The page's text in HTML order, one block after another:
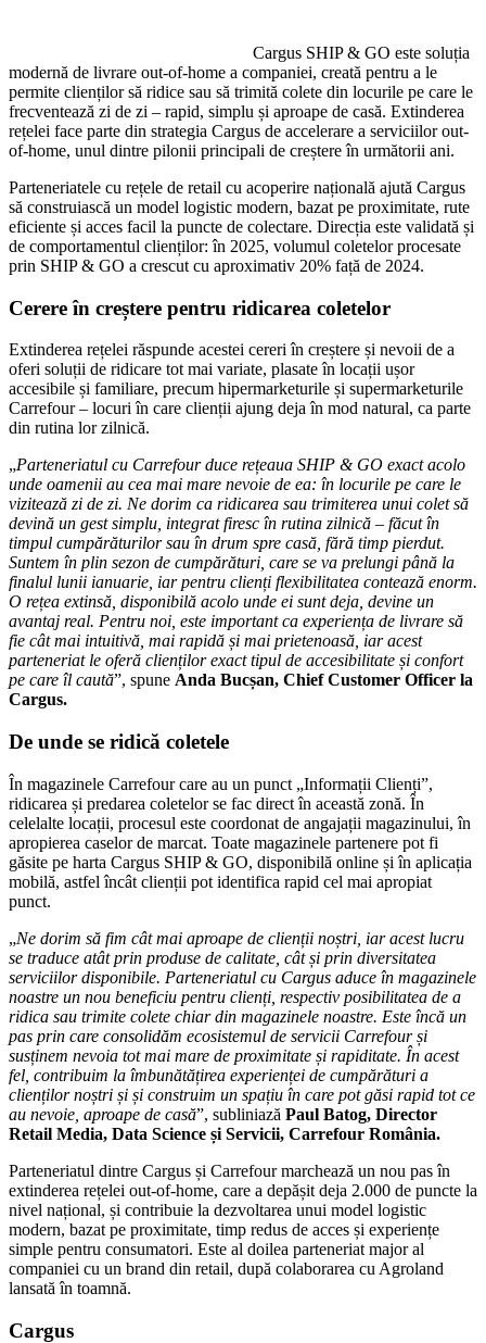
Cargus SHIP & GO este soluția
modernă de livrare out-of-home a companiei, creată pentru a le
permite clienților să ridice sau să trimită colete din locurile pe care le
frecventează zi de zi – rapid, simplu și aproape de casă. Extinderea
rețelei face parte din strategia Cargus de accelerare a serviciilor out-
of-home, unul dintre pilonii principali de creștere în următorii ani.
Parteneriatele cu rețele de retail cu acoperire națională ajută Cargus
să construiască un model logistic modern, bazat pe proximitate, rute
eficiente și acces facil la puncte de colectare. Direcția este validată și
de comportamentul clienților: în 2025, volumul coletelor procesate
prin SHIP & GO a crescut cu aproximativ 20% față de 2024.
Cerere în creștere pentru ridicarea coletelor
Extinderea rețelei răspunde acestei cereri în creștere și nevoii de a
oferi soluții de ridicare tot mai variate, plasate în locații ușor
accesibile și familiare, precum hipermarketurile și supermarketurile
Carrefour – locuri în care clienții ajung deja în mod natural, ca parte
din rutina lor zilnică.
„Parteneriatul cu Carrefour duce rețeaua SHIP & GO exact acolo
unde oamenii au cea mai mare nevoie de ea: în locurile pe care le
vizitează zi de zi. Ne dorim ca ridicarea sau trimiterea unui colet să
devină un gest simplu, integrat firesc în rutina zilnică – făcut în
timpul cumpărăturilor sau în drum spre casă, fără timp pierdut.
Suntem în plin sezon de cumpărături, care se va prelungi până la
finalul lunii ianuarie, iar pentru clienți flexibilitatea contează enorm.
O rețea extinsă, disponibilă acolo unde ei sunt deja, devine un
avantaj real. Pentru noi, este important ca experiența de livrare să
fie cât mai intuitivă, mai rapidă și mai prietenoasă, iar acest
parteneriat le oferă clienților exact tipul de accesibilitate și confort
pe care îl caută”, spune Anda Bucșan, Chief Customer Officer la
Cargus.
De unde se ridică coletele
În magazinele Carrefour care au un punct „Informații Clienți”,
ridicarea și predarea coletelor se fac direct în această zonă. În
celelalte locații, procesul este coordonat de angajații magazinului, în
apropierea caselor de marcat. Toate magazinele partenere pot fi
găsite pe harta Cargus SHIP & GO, disponibilă online și în aplicația
mobilă, astfel încât clienții pot identifica rapid cel mai apropiat
punct.
„Ne dorim să fim cât mai aproape de clienții noștri, iar acest lucru
se traduce atât prin produse de calitate, cât și prin diversitatea
serviciilor disponibile. Parteneriatul cu Cargus aduce în magazinele
noastre un nou beneficiu pentru clienți, respectiv posibilitatea de a
ridica sau trimite colete chiar din magazinele noastre. Este încă un
pas prin care consolidăm ecosistemul de servicii Carrefour și
susținem nevoia tot mai mare de proximitate și rapiditate. În acest
fel, contribuim la îmbunătățirea experienței de cumpărături a
clienților noștri și și construim un spațiu în care pot găsi rapid tot ce
au nevoie, aproape de casă”, subliniază Paul Batog, Director
Retail Media, Data Science și Servicii, Carrefour România.
Parteneriatul dintre Cargus și Carrefour marchează un nou pas în
extinderea rețelei out-of-home, care a depășit deja 2.000 de puncte la
nivel național, și contribuie la dezvoltarea unui model logistic
modern, bazat pe proximitate, timp redus de acces și experiențe
simple pentru consumatori. Este al doilea parteneriat major al
companiei cu un brand din retail, după colaborarea cu Agroland
lansată în toamnă.
Cargus